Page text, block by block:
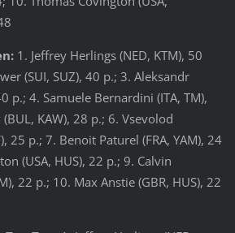
1. Jeffrey Herlings (NED, KTM), 50
(SUI, SUZ), 40 p.; 3. Aleksandr
p.; 4. Samuele Bernardini (ITA, TM),
KAW), 28 p.; 6. Vsevolod
25 p.; 7. Benoit Paturel (FRA, YAM), 24
(USA, HUS), 22 p.; 9. Calvin
22 p.; 10. Max Anstie (GBR, HUS), 22